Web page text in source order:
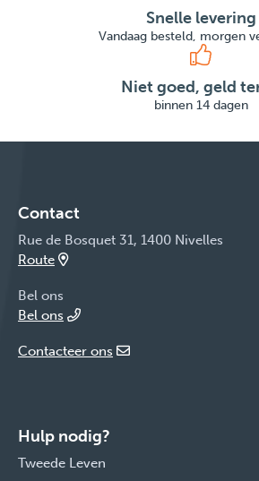
Snelle levering
Vandaag besteld, morgen
Niet goed, geld
binnen 14 dagen
Contact
Rue de Bosquet 31, 1400 Nivelles
Route
Bel ons
Bel ons
Contacteer ons
Hulp nodig?
Tweede Leven